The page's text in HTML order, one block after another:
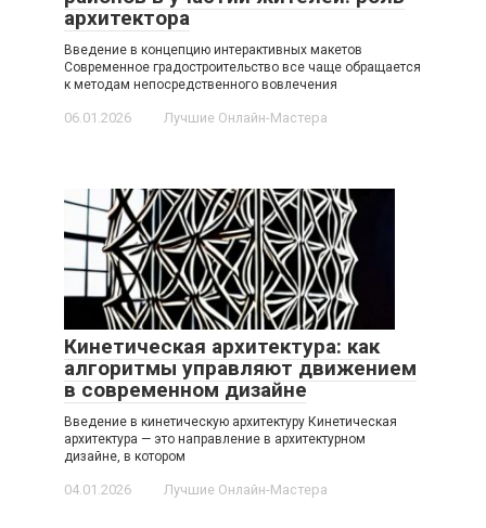
архитектора
Введение в концепцию интерактивных макетов
Современное градостроительство все чаще обращается
к методам непосредственного вовлечения
06.01.2026 Лучшие Онлайн-Мастера
Кинетическая архитектура: как
алгоритмы управляют движением
в современном дизайне
Введение в кинетическую архитектуру Кинетическая
архитектура — это направление в архитектурном
дизайне, в котором
04.01.2026 Лучшие Онлайн-Мастера